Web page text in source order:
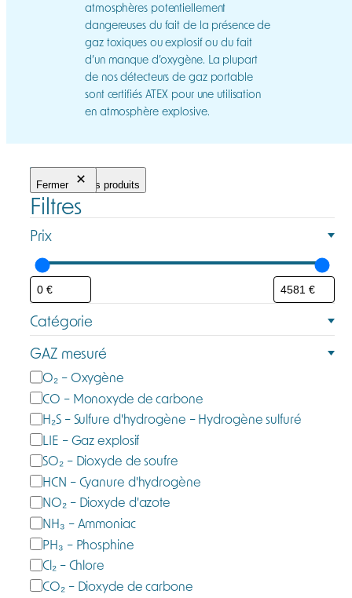
atmosphères potentiellement
dangereuses du fait de la présence de
gaz toxiques ou explosif ou du fait
d’un manque d’oxygène. La plupart
de nos détecteurs de gaz portable
sont certifiés ATEX pour une utilisation
en atmosphère explosive.
Filtrer les produits
Fermer
Filtres
Prix
Catégorie
C
a
t
é
g
o
r
i
e
GAZ mesuré
G
a
z
m
e
s
u
r
é
O₂ – Oxygène
CO – Monoxyde de carbone
H₂S – Sulfure d'hydrogène – Hydrogène sulfuré
LIE – Gaz explosif
SO₂ – Dioxyde de soufre
HCN – Cyanure d'hydrogène
NO₂ – Dioxyde d'azote
NH₃ – Ammoniac
PH₃ – Phosphine
Cl₂ – Chlore
CO₂ – Dioxyde de carbone